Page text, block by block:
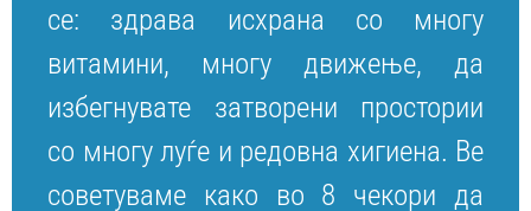
се: здрава исхрана со многу
витамини, многу движење, да
избегнувате затворени простории
со многу луѓе и редовна хигиена. Ве
советуваме како во 8 чекори да